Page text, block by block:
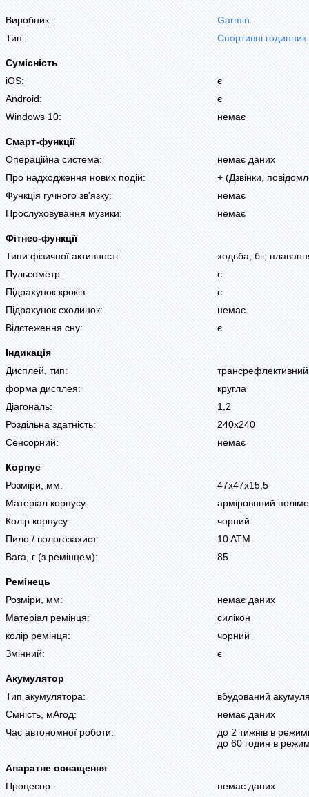
Виробник :
Garmin
Тип:
Спортивні годинник
Сумісність
iOS:
є
Android:
є
Windows 10:
немає
Смарт-функції
Операційна система:
немає даних
Про надходження нових подій:
+ (Дзвінки,
Функція гучного зв'язку:
немає
Прослуховування музики:
немає
Фітнес-функції
Типи фізичної активності:
ходьба, біг,
Пульсометр:
є
Підрахунок кроків:
є
Підрахунок сходинок:
немає
Відстеження сну:
є
Індикація
Дисплей, тип:
форма дисплея:
кругла
Діагональ:
1,2
Роздільна здатність:
240х240
Сенсорний:
немає
Корпус
Розміри, мм:
47х47х15,5
Матеріал корпусу:
арміровнний
Колір корпусу:
чорний
Пило / вологозахист:
10 ATM
Вага, г (з ремінцем):
85
Ремінець
Розміри, мм:
немає даних
Матеріал ремінця:
силікон
колір ремінця:
чорний
Змінний:
є
Акумулятор
Тип акумулятора:
вбудований
Ємність, мАгод:
немає даних
Час автономної роботи:
до 2 тижнів в
до 60 годин в
Апаратне оснащення
Процесор:
немає даних